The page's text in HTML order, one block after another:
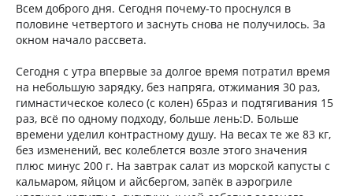
Всем доброго дня. Сегодня почему-то проснулся в
половине четвертого и заснуть снова не получилось. За
окном начало рассвета.
Сегодня с утра впервые за долгое время потратил время
на небольшую зарядку, без напряга, отжимания 30 раз,
гимнастическое колесо (с колен) 65раз и подтягивания 15
раз, всё по одному подходу, больше лень:D. Больше
времени уделил контрастному душу. На весах те же 83 кг,
без изменений, вес колеблется возле этого значения
плюс минус 200 г. На завтрак салат из морской капусты с
кальмаром, яйцом и айсбергом, запёк в аэрогриле